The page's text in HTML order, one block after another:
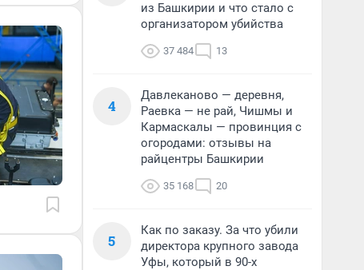
из Башкирии и что стало с
организатором убийства
37 484 13
4
Давлеканово — деревня,
Раевка — не рай, Чишмы и
Кармаскалы — провинция с
огородами: отзывы на
райцентры Башкирии
35 168 20
5
Как по заказу. За что убили
директора крупного завода
Уфы, который в 90-х